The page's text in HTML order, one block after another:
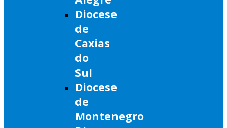
Diocese
de
Caxias
do
Sul
Diocese
de
Montenegro